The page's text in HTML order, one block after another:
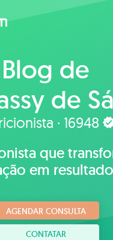
Blog de
de Sá
· 16948
que
em
AGENDAR CONSULTA
CONTATAR